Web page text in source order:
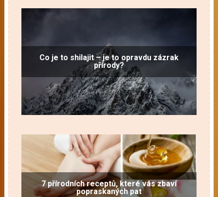
Co je to shilajit – je to opravdu zázrak
přírody?
7 přírodních receptů, které vás zbaví
popraskaných pat